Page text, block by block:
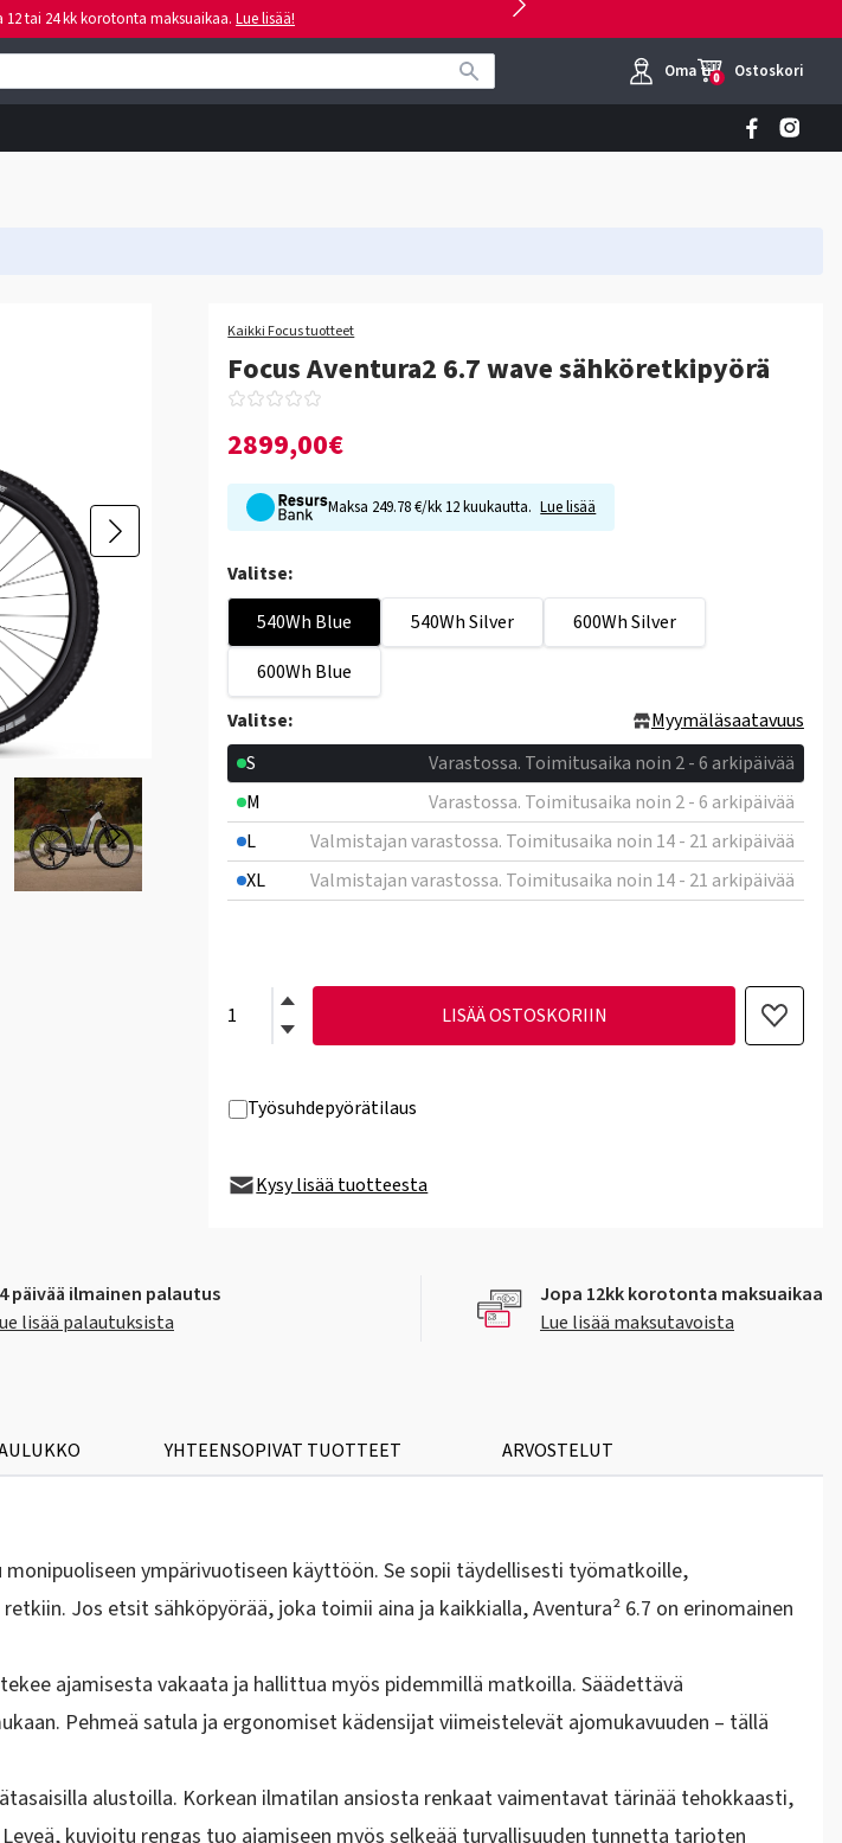
tai 24 kk korotonta maksuaikaa. Lue lisää!
Oma tili
0 Ostoskori
Kaikki Focus tuotteet
Focus Aventura2 6.7 wave sähköretkipyörä
2899,00€
Maksa 249.78 €/kk 12 kuukautta. Lue lisää
Valitse:
540Wh Blue
540Wh Silver
600Wh Silver
600Wh Blue
Valitse:
Myymäläsaatavuus
S
Varastossa. Toimitusaika noin 2 - 6 arkipäivää
M
Varastossa. Toimitusaika noin 2 - 6 arkipäivää
L
Valmistajan varastossa. Toimitusaika noin 14 - 21 arkipäivää
XL
Valmistajan varastossa. Toimitusaika noin 14 - 21 arkipäivää
LISÄÄ OSTOSKORIIN
Työsuhdepyörätilaus
Kysy lisää tuotteesta
päivää ilmainen palautus
lisää palautuksista
Jopa 12kk korotonta maksuaikaa
Lue lisää maksutavoista
YHTEENSOPIVAT TUOTTEET ARVOSTELUT
ympärivuotiseen käyttöön. Se sopii täydellisesti työmatkoille,
Jos etsit sähköpyörää, joka toimii aina ja kaikkialla, Aventura² 6.7 on erinomainen
ajamisesta vakaata ja hallittua myös pidemmillä matkoilla. Säädettävä
Pehmeä satula ja ergonomiset kädensijat viimeistelevät ajomukavuuden – tällä
alustoilla. Korkean ilmatilan ansiosta renkaat vaimentavat tärinää tehokkaasti,
kuvioitu rengas tuo ajamiseen myös selkeää turvallisuuden tunnetta tarjoten